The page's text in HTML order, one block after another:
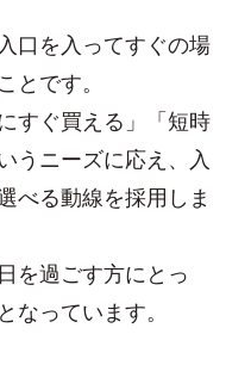
口を入ってすぐの場
とです。
すぐ買える」「短時
うニーズに応え、入
べる動線を採用しま
を過ごす方にとっ
なっています。